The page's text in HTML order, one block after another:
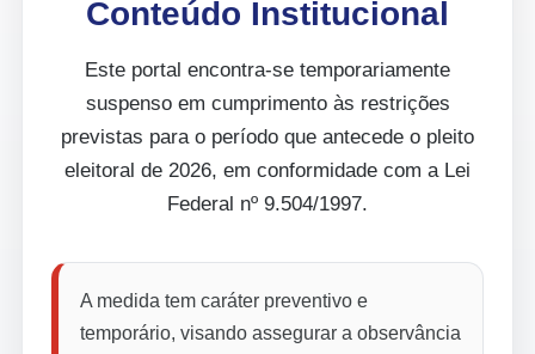
Conteúdo Institucional
Este portal encontra-se temporariamente
suspenso em cumprimento às restrições
previstas para o período que antecede o pleito
eleitoral de 2026, em conformidade com a Lei
Federal nº 9.504/1997.
A medida tem caráter preventivo e
temporário, visando assegurar a observância